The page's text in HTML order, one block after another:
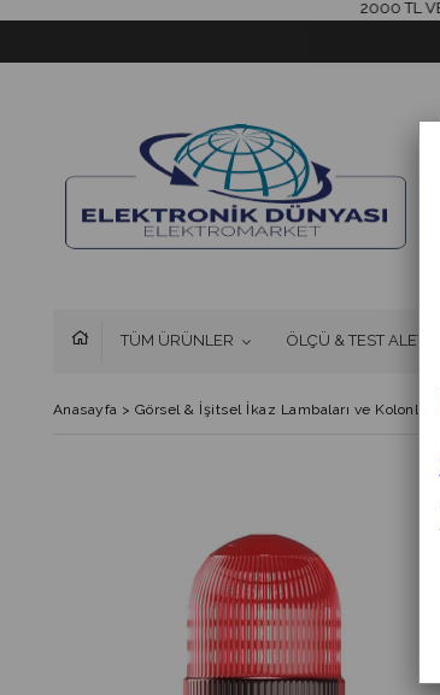
2000 TL VE
TÜM ÜRÜNLER ÖLÇÜ & TEST
Anasayfa > Görsel & İşitsel İkaz Lambaları ve Kolonlar